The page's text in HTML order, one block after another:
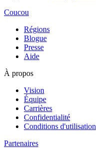
Coucou
Régions
Blogue
Presse
Aide
À propos
Vision
Équipe
Carrières
Confidentialité
Conditions d'utilisation
Partenaires